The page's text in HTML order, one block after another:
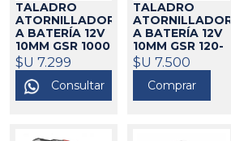
TALADRO
ATORNILLADOR
A BATERÍA 12V
10MM GSR 1000
SMART BOSCH
21280
$U 7.299
Consultar
TALADRO
ATORNILLADOR
A BATERÍA 12V
10MM GSR 120-
LI BOSCH
$U 7.500
Comprar